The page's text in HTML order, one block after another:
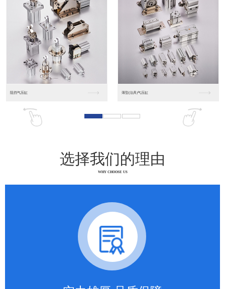
松下人机界面DP10... 数字光钎传感器FX-...
选择我们的理由
WHY CHOOSE US